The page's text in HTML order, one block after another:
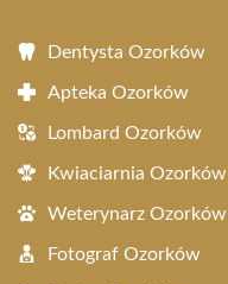
Dentysta Ozorków
Apteka Ozorków
Lombard Ozorków
Kwiaciarnia Ozorków
Weterynarz Ozorków
Fotograf Ozorków